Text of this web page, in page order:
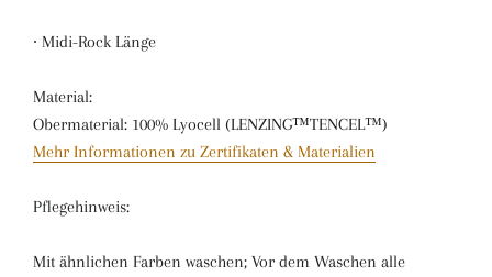
∙ Midi-Rock Länge
Material:
Obermaterial: 100% Lyocell (LENZING™TENCEL™)
Mehr Informationen zu Zertifikaten & Materialien
Pflegehinweis:
Mit ähnlichen Farben waschen; Vor dem Waschen alle